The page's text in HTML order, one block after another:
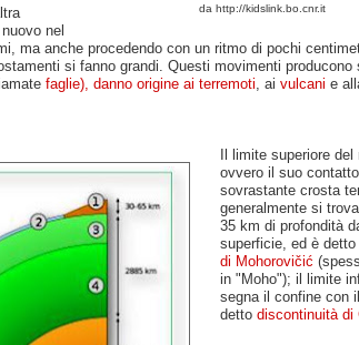
da http://kidslink.bo.cnr.it
nel
ma anche procedendo con un ritmo di pochi
si fanno grandi. Questi movimenti producono
faglie), danno origine ai terremoti , ai vulcani e
Il limite superiore del
ovvero il suo
sovrastante crosta
generalmente si
35 km di profondità
superficie, ed è detto
di Mohorovičić
in "Moho"); il limite
segna il confine con
detto discontinuità di